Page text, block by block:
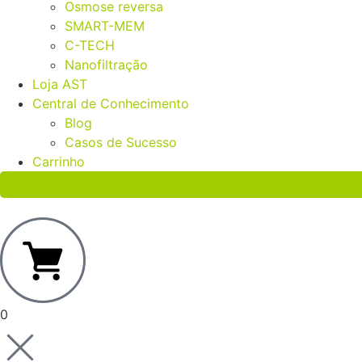
Osmose reversa
SMART-MEM
C-TECH
Nanofiltração
Loja AST
Central de Conhecimento
Blog
Casos de Sucesso
Carrinho
0